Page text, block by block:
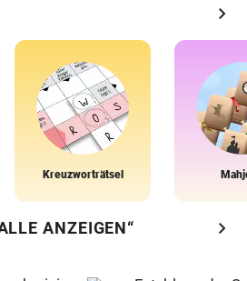
chevron_right
Kreuzworträtsel
ANZEIGEN“ chevron_right